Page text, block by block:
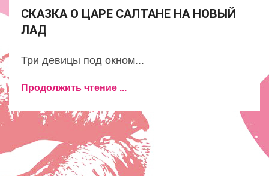
СКАЗКА О ЦАРЕ САЛТАНЕ НА НОВЫЙ
ЛАД
Три девицы под окном...
Продолжить чтение ...